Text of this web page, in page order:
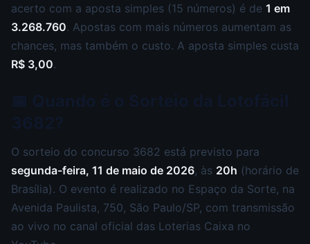
acerto com a aposta simples (15 números) é de 1 em
3.268.760. Apostas com mais números aumentam as
chances, mas também o custo. A aposta simples custa
R$ 3,00.
O sorteio do concurso 3682 está previsto para
segunda-feira, 11 de maio de 2026, às 20h (horário de
Brasília). O evento é realizado no Espaço da Sorte, na
Avenida Paulista, 750, São Paulo/SP, com transmissão
ao vivo no canal oficial das Loterias Caixa no